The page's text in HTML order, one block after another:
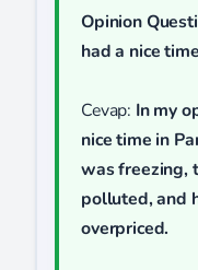
Opinion
had a nice
Cevap: In my
nice time in
was freezing,
polluted, and
overpriced.